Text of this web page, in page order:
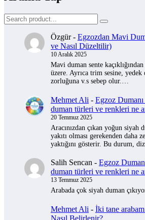
Özgür- Egzozdan Mavi
ve Nasıl Düzeltilir)
10 Aralık 2025
Mavi duman sente
üzere. Ayrıca trim sesine, yedek
zorluğuna v.s sebep olur.…
Mehmet Ali - Egzoz
duman türleri ve renkleri ne
20 Temmuz 2025
Aracınızdan çıkan yoğun
yakıtı olması gerekenden daha
yaktığını gösterir. Bu durum,
Salih Sencan - Egzoz
duman türleri ve renkleri ne
13 Temmuz 2025
Arabada çok siyah duman
Mehmet Ali - İki tane
Nasıl Belirlenir?